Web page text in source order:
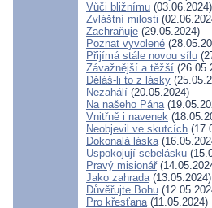
Vůči bližnímu (03.06.2024)
Zvláštní milosti
Zachraňuje (29.05.2024)
Poznat vyvolené
Přijímá stále novou sílu
Závažnější a těžší
Děláš-li to z lásky
Nezahálí (20.05.2024)
Na našeho Pána
Vnitřně i navenek
Neobjevil ve skutcích
Dokonalá láska
Uspokojují sebelásku
Pravý misionář
Jako zahrada(13.05.2024)
Důvěřujte Bohu
Pro křesťana(11.05.2024)